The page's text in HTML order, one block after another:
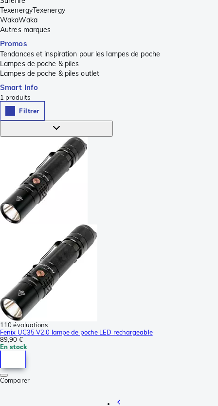
TexenergyTexenergy
WakaWaka
Autres marques
Promos
Tendances et inspiration pour les lampes de poche
Lampes de poche & piles
Lampes de poche & piles outlet
Smart Info
1 produits
Filtrer
110 évaluations
Fenix UC35 V2.0 lampe de poche LED rechargeable
89,90 €
En stock
Comparer